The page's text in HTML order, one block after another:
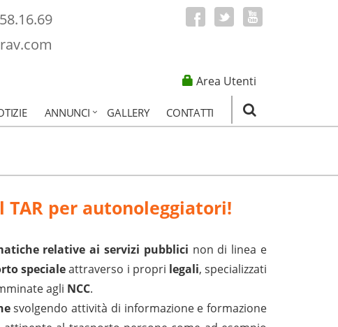
Area Utenti
ANNUNCI GALLERY CONTATTI
TAR per autonoleggiatori!
relative ai servizi pubblici non di linea e
specialeattraverso i propri legali, specializzati
agli NCC.
svolgendo attività di informazione e formazione